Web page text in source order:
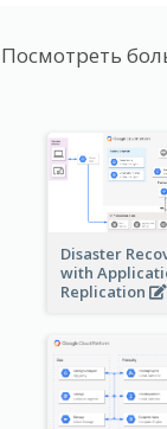
Посмотреть
Disaster
with
Replication